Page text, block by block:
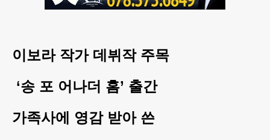
이보라 작가 데뷔작 주목
‘송 포 어나더 홈’ 출간
가족사에 영감 받아 쓴